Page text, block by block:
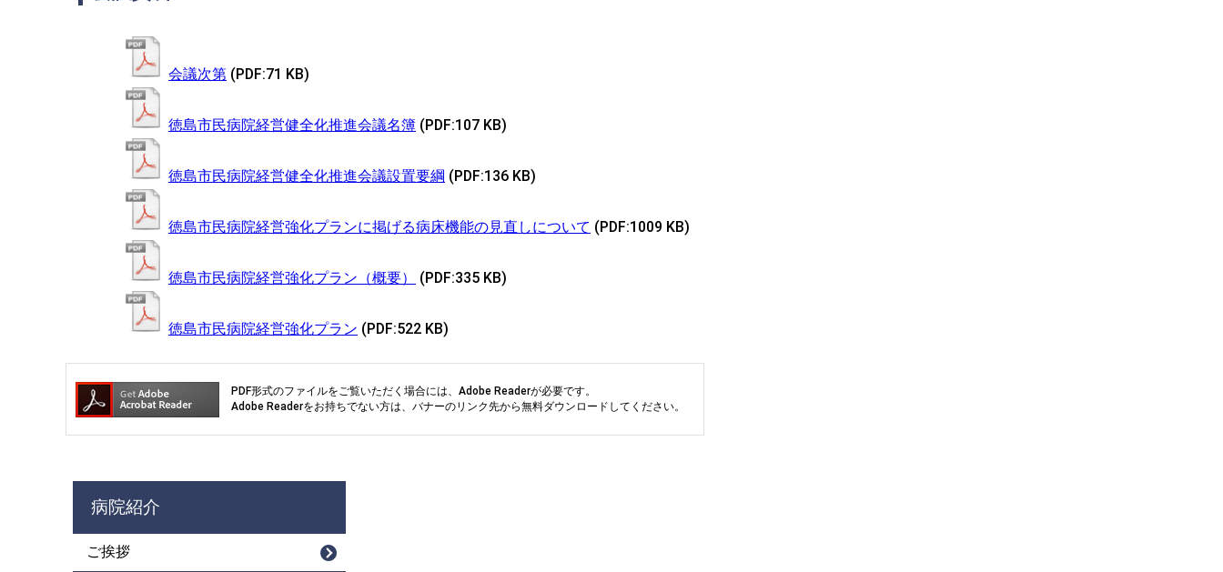
会議次第 (PDF:71 KB)
徳島市民病院経営健全化推進会議名簿 (PDF:107 KB)
徳島市民病院経営健全化推進会議設置要綱 (PDF:136 KB)
徳島市民病院経営強化プランに掲げる病床機能の見直しについて (PDF:1009 KB)
徳島市民病院経営強化プラン（概要） (PDF:335 KB)
徳島市民病院経営強化プラン (PDF:522 KB)
PDF形式のファイルをご覧いただく場合には、Adobe Readerが必要です。
Adobe Readerをお持ちでない方は、バナーのリンク先から無料ダウンロードしてください。
病院紹介
ご挨拶